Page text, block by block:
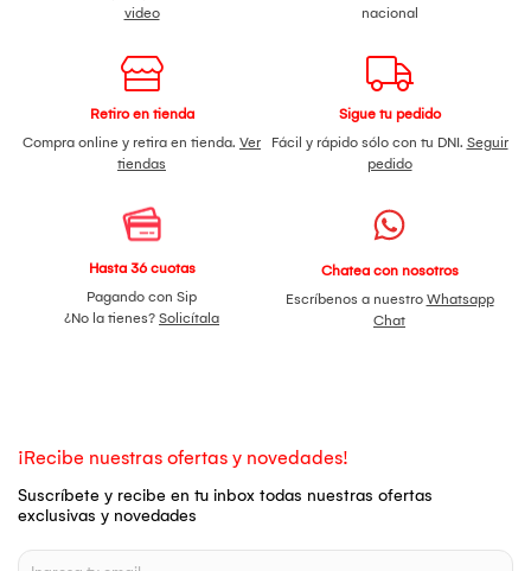
video
nacional
Retiro en tienda
Compra online y retira en tienda. Ver
tiendas
Sigue tu pedido
Fácil y rápido sólo con tu DNI. Seguir
pedido
Hasta 36 cuotas
Pagando con Sip
¿No la tienes? Solicítala
Chatea con nosotros
Escríbenos a nuestro Whatsapp
Chat
¡Recibe nuestras ofertas y novedades!
Suscríbete y recibe en tu inbox todas nuestras ofertas
exclusivas y novedades